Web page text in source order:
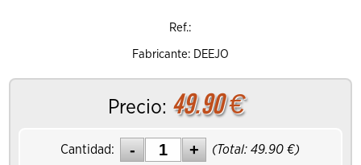
Ref.:
Fabricante: DEEJO
Precio: 49.90€
Cantidad: (Total:49.90 €)